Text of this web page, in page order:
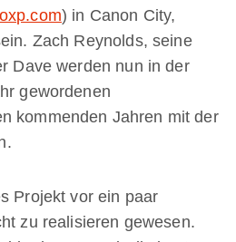
) in Canon City,
Zach Reynolds, seine
Dave werden nun in der
gewordenen
kommenden Jahren mit der
Projekt vor ein paar
zu realisieren gewesen.